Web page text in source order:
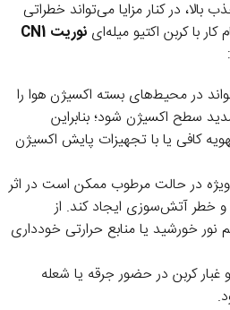
در کنار مزایا می‌تواند خطراتی
با کربن اکتیو میله‌ای نوریت CN1
در محیط‌های بسته اکسیژن هوا را
سطح اکسیژن شود؛ بنابراین
کافی یا با تجهیزات پایش اکسیژن
در حالت مرطوب ممکن است در اثر
خطر آتش‌سوزی ایجاد کند. از
خورشید یا منابع حرارتی خودداری
غبار کربن در حضور جرقه یا شعله